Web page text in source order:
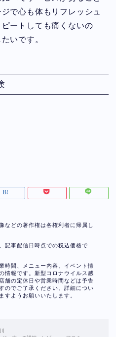
で心も体もリフレッシュ
ートしても痛くないの
いです。
などの著作権は各権利者に帰属し
記事配信日時点での税込価格で
時間、メニュー内容、イベント情
情報です。新型コロナウイルス感
舗の定休日や営業時間などは予告
のでご了承ください。詳細につい
すようお願いいたします。